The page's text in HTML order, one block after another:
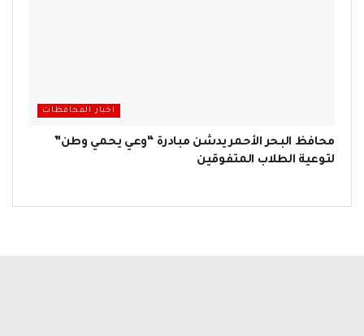
اخبار المحافظات
محافظ البحر الأحمر يدشن مبادرة “وعي يحمي وطن”
لتوعية الطلاب المتفوقين